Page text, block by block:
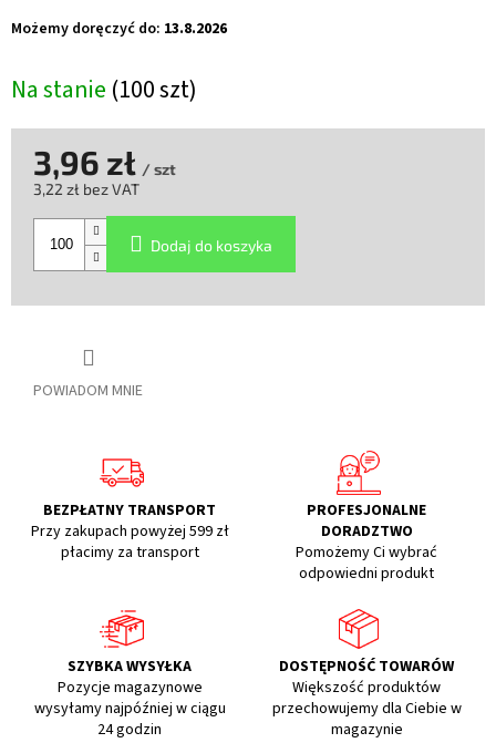
Na stanie (100 szt)
Możemy doręczyć do: 13.8.2026
POWIADOM MNIE
3,96 zł / szt
3,22 zł bez VAT
jednostkowa:
Dodaj do koszyka
BEZPŁATNY TRANSPORT
Przy zakupach powyżej 599 zł
płacimy za transport
PROFESJONALNE
DORADZTWO
Pomożemy Ci wybrać
odpowiedni produkt
SZYBKA WYSYŁKA
Pozycje magazynowe
wysyłamy najpóźniej w ciągu
24 godzin
DOSTĘPNOŚĆ TOWARÓW
Większość produktów
przechowujemy dla Ciebie w
magazynie